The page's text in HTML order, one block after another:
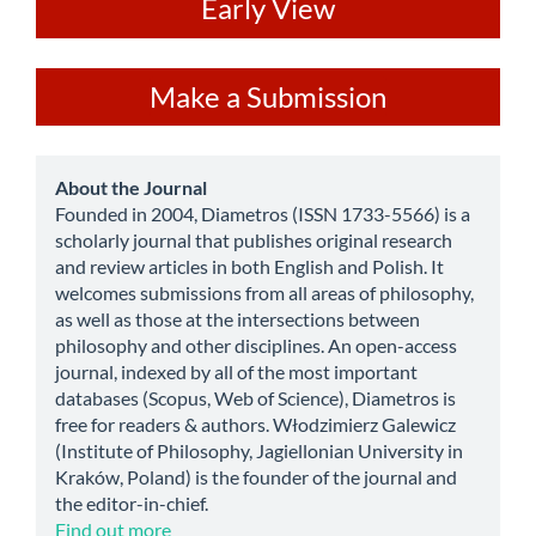
Early View
a
Submission
Make a Submission
about
About the Journal
Founded in 2004, Diametros (ISSN 1733-5566) is a
scholarly journal that publishes original research
and review articles in both English and Polish. It
welcomes submissions from all areas of philosophy,
as well as those at the intersections between
philosophy and other disciplines. An open-access
journal, indexed by all of the most important
databases (Scopus, Web of Science), Diametros is
free for readers & authors. Włodzimierz Galewicz
(Institute of Philosophy, Jagiellonian University in
Kraków, Poland) is the founder of the journal and
the editor-in-chief.
Find out more